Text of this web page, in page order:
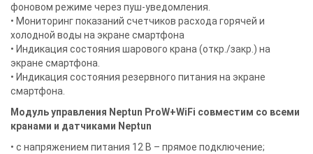
фоновом режиме через пуш-уведомления.
• Мониторинг показаний счетчиков расхода горячей и
холодной воды на экране смартфона
• Индикация состояния шарового крана (откр./закр.) на
экране смартфона.
• Индикация состояния резервного питания на экране
смартфона.
Модуль управления Neptun ProW+WiFi совместим со всеми
кранами и датчиками Neptun
• с напряжением питания 12 В – прямое подключение;